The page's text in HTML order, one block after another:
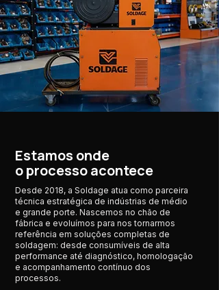
Estamos onde
o processo acontece
Desde 2018, a Soldage atua como parceira
técnica estratégica de indústrias de médio
e grande porte. Nascemos no chão de
fábrica e evoluímos para nos tornarmos
referência em soluções completas de
soldagem: desde consumíveis de alta
performance até diagnóstico, homologação
e acompanhamento contínuo dos
processos.